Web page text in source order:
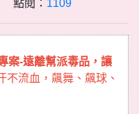
點閱： 1109
案-遠離幫派毒品，讓
不流血，飆舞、飆球、